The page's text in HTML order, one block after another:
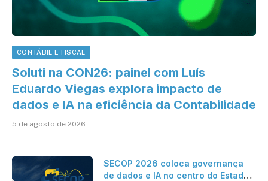
CONTÁBIL E FISCAL
Soluti na CON26: painel com Luís
Eduardo Viegas explora impacto de
dados e IA na eficiência da Contabilidade
5 de agosto de 2026
SECOP 2026 coloca governança
de dados e IA no centro do Estado